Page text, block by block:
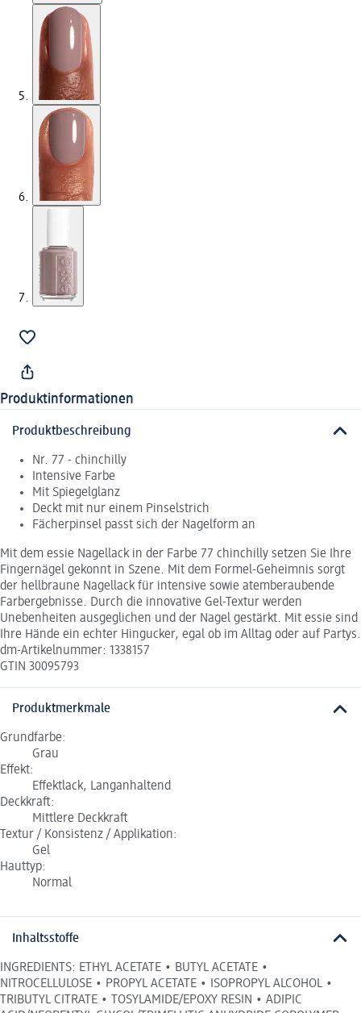
Produktinformationen
Produktbeschreibung
Nr. 77 - chinchilly
Intensive Farbe
Mit Spiegelglanz
Deckt mit nur einem Pinselstrich
Fächerpinsel passt sich der Nagelform an
Mit dem essie Nagellack in der Farbe 77 chinchilly setzen Sie Ihre
Fingernägel gekonnt in Szene. Mit dem Formel-Geheimnis sorgt
der hellbraune Nagellack für intensive sowie atemberaubende
Farbergebnisse. Durch die innovative Gel-Textur werden
Unebenheiten ausgeglichen und der Nagel gestärkt. Mit essie sind
Ihre Hände ein echter Hingucker, egal ob im Alltag oder auf Partys.
dm-Artikelnummer: 1338157
GTIN 30095793
Produktmerkmale
Grundfarbe:
Grau
Effekt:
Effektlack, Langanhaltend
Deckkraft:
Mittlere Deckkraft
Textur / Konsistenz / Applikation:
Gel
Hauttyp:
Normal
Inhaltsstoffe
INGREDIENTS: ETHYL ACETATE • BUTYL ACETATE •
NITROCELLULOSE • PROPYL ACETATE • ISOPROPYL ALCOHOL •
TRIBUTYL CITRATE • TOSYLAMIDE/EPOXY RESIN • ADIPIC